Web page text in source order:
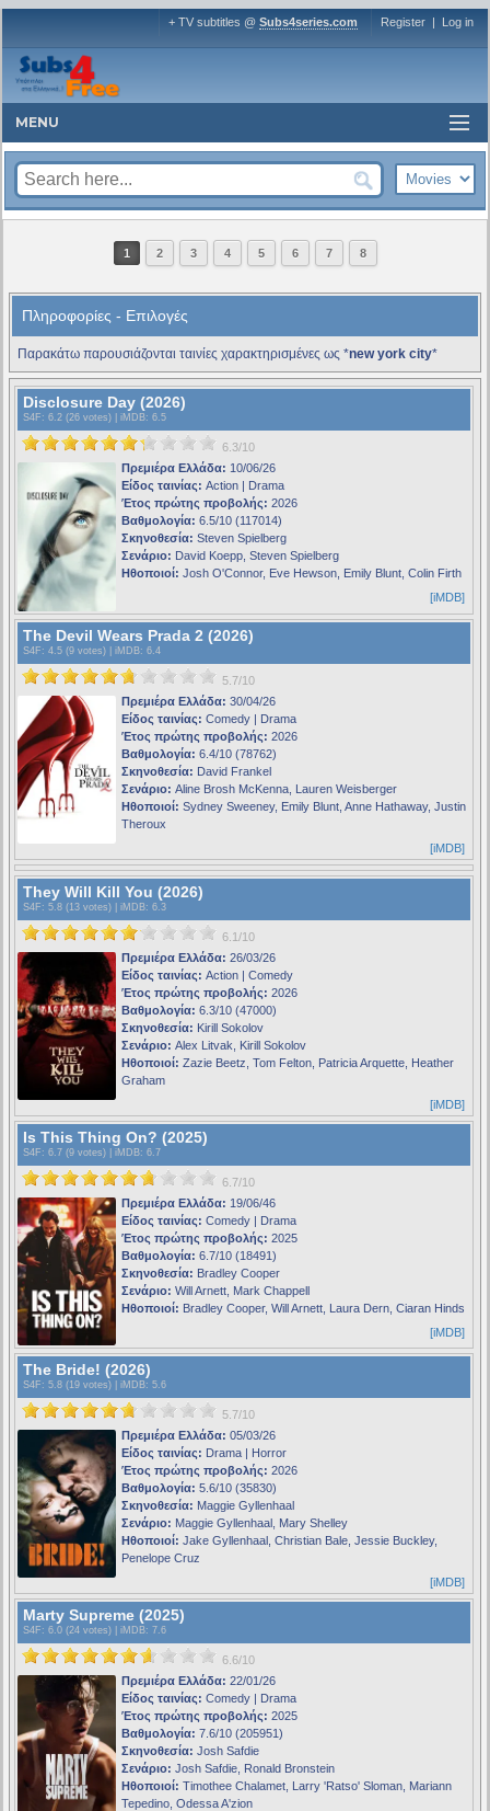
+ TV subtitles @ Subs4series.com Register | Log in
MENU
1 2 3 4 5 6 7 8
Πληροφορίες - Επιλογές
Παρακάτω παρουσιάζονται ταινίες χαρακτηρισμένες ως *new york city*
Disclosure Day (2026)
S4F : 6.2 (26 votes) | iMDB: 6.5
6.3/10
Πρεμιέρα Ελλάδα: 10/06/26
Είδος ταινίας: Action | Drama
Έτος πρώτης προβολής: 2026
Βαθμολογία: 6.5/10 (117014)
Σκηνοθεσία: Steven Spielberg
Σενάριο: David Koepp, Steven Spielberg
Ηθοποιοί: Josh O'Connor, Eve Hewson, Emily Blunt, Colin Firth
[iMDB]
The Devil Wears Prada 2 (2026)
S4F : 4.5 (9 votes) | iMDB: 6.4
5.7/10
Πρεμιέρα Ελλάδα: 30/04/26
Είδος ταινίας: Comedy | Drama
Έτος πρώτης προβολής: 2026
Βαθμολογία: 6.4/10 (78762)
Σκηνοθεσία: David Frankel
Σενάριο: Aline Brosh McKenna, Lauren Weisberger
Ηθοποιοί: Sydney Sweeney, Emily Blunt, Anne Hathaway, Justin
Theroux
[iMDB]
They Will Kill You (2026)
S4F : 5.8 (13 votes) | iMDB: 6.3
6.1/10
Πρεμιέρα Ελλάδα: 26/03/26
Είδος ταινίας: Action | Comedy
Έτος πρώτης προβολής: 2026
Βαθμολογία: 6.3/10 (47000)
Σκηνοθεσία: Kirill Sokolov
Σενάριο: Alex Litvak, Kirill Sokolov
Ηθοποιοί: Zazie Beetz, Tom Felton, Patricia Arquette, Heather
Graham
[iMDB]
Is This Thing On? (2025)
S4F : 6.7 (9 votes) | iMDB: 6.7
6.7/10
Πρεμιέρα Ελλάδα: 19/06/46
Είδος ταινίας: Comedy | Drama
Έτος πρώτης προβολής: 2025
Βαθμολογία: 6.7/10 (18491)
Σκηνοθεσία: Bradley Cooper
Σενάριο: Will Arnett, Mark Chappell
Ηθοποιοί: Bradley Cooper, Will Arnett, Laura Dern, Ciaran Hinds
[iMDB]
The Bride! (2026)
S4F : 5.8 (19 votes) | iMDB: 5.6
5.7/10
Πρεμιέρα Ελλάδα: 05/03/26
Είδος ταινίας: Drama | Horror
Έτος πρώτης προβολής: 2026
Βαθμολογία: 5.6/10 (35830)
Σκηνοθεσία: Maggie Gyllenhaal
Σενάριο: Maggie Gyllenhaal, Mary Shelley
Ηθοποιοί: Jake Gyllenhaal, Christian Bale, Jessie Buckley,
Penelope Cruz
[iMDB]
Marty Supreme (2025)
S4F : 6.0 (24 votes) | iMDB: 7.6
6.6/10
Πρεμιέρα Ελλάδα: 22/01/26
Είδος ταινίας: Comedy | Drama
Έτος πρώτης προβολής: 2025
Βαθμολογία: 7.6/10 (205951)
Σκηνοθεσία: Josh Safdie
Σενάριο: Josh Safdie, Ronald Bronstein
Ηθοποιοί: Timothee Chalamet, Larry 'Ratso' Sloman, Mariann
Tepedino, Odessa A'zion